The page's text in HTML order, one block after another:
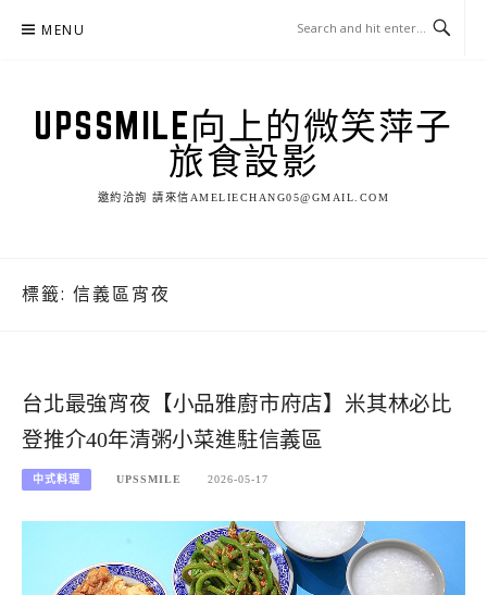
MENU
UPSSMILE向上的微笑萍子
旅食設影
邀約洽詢 請來信AMELIECHANG05@GMAIL.COM
標籤: 信義區宵夜
台北最強宵夜【小品雅廚市府店】米其林必比
登推介40年清粥小菜進駐信義區
中式料理 UPSSMILE 2026-05-17